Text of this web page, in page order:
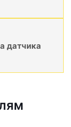
датчика